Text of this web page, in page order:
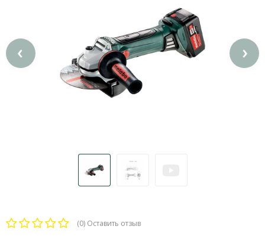
‹ ›
(0) Оставить отзыв